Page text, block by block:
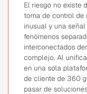
El riesgo no existe
toma de control de
inusual y una
fenómenos
interconectados
complejo. Al
en una sola
de cliente de 360
pasar de